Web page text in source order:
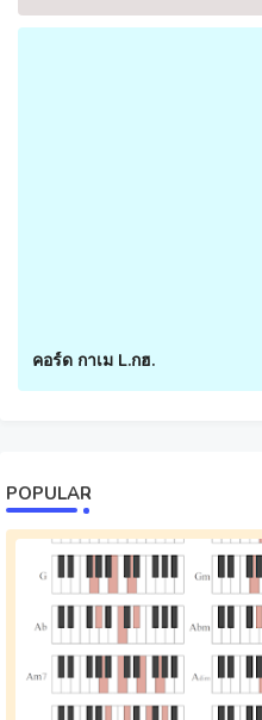
คอร์ด กาเม L.กฮ.
POPULAR